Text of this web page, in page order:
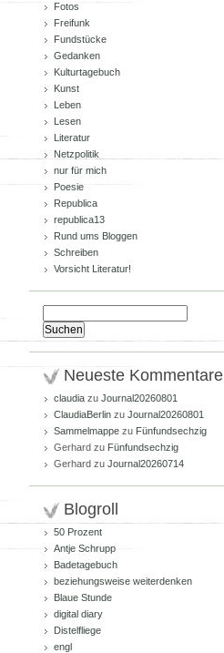
Fotos
Freifunk
Fundstücke
Gedanken
Kulturtagebuch
Kunst
Leben
Lesen
Literatur
Netzpolitik
nur für mich
Poesie
Republica
republica13
Rund ums Bloggen
Schreiben
Vorsicht Literatur!
nach:
Neueste Kommentare
claudia zu Journal20260801
ClaudiaBerlin zu Journal20260801
Sammelmappe zu Fünfundsechzig
Gerhard zu Fünfundsechzig
Gerhard zu Journal20260714
Blogroll
50 Prozent
Antje Schrupp
Badetagebuch
beziehungsweise weiterdenken
Blaue Stunde
digital diary
Distelfliege
engl